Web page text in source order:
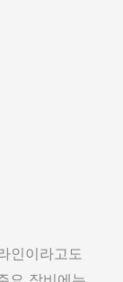
인이라고도